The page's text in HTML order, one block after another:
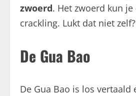
zwoerd. Het zwoerd kun
crackling. Lukt dat niet
De Gua Bao
De Gua Bao is los